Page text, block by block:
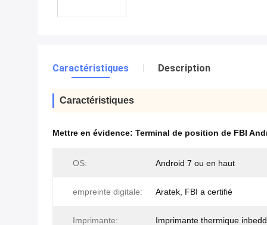
Caractéristiques Description
Caractéristiques
Mettre en évidence: Terminal de position de FBI
OS: Android 7 ou en haut
empreinte digitale: Aratek, FBI a certifié
Imprimante: Imprimante thermique